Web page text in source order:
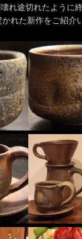
れ途切れたように
れた新作をご紹介